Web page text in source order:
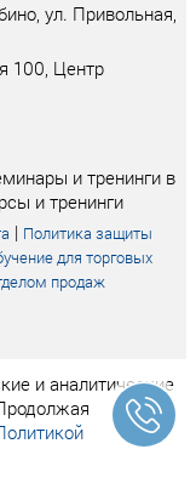
ул. Привольная,
100, Центр
и тренинги в
и тренинги
| Политика защиты
для торговых
продаж
и аналитические